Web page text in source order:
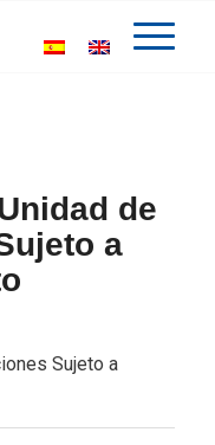
de
a
Sujeto a